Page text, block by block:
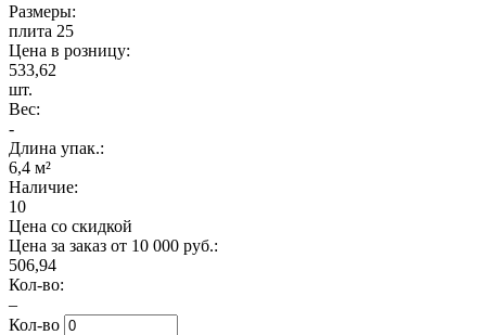
Размеры:
плита 25
Цена в розницу:
533,62
шт.
Вес:
-
Длина упак.:
6,4 м²
Наличие:
10
Цена со скидкой
Цена за заказ от 10 000 руб.:
506,94
Кол-во:
–
Кол-во